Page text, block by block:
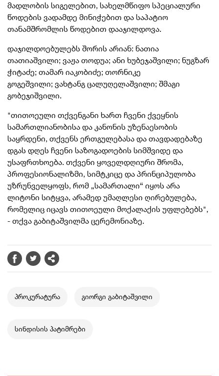
მადლობის სიგელებით, სახელმწიფო სპეციალური
წოდების ვადამდე მინიჭებით და საპატიო
თანამშრომლის წოდებით დააჯილდოვა.
დაჯილდოებულებს შორის არიან: ნათია
თათიაშვილი; ვაჟა თოდუა; ანი ხუბეჯაშვილი; ნუგზარ
ჭიტაძე; თამარ იაკობიძე; თორნიკე
გოგეშვილი; ვახტანგ ცალუღელაშვილი; შმაგი
გობეჯიშვილი.
"თითოეული თქვენგანი ხართ ჩვენი ქვეყნის
სამართლიანობისა და კანონის უზენაესობის
საყრდენი, თქვენს ერთგულებასა და თავდადებაზე
დგას დღეს ჩვენი საზოგადოების სიმშვიდე და
უსაფრთხოება. თქვენი ყოველდღიური შრომა,
პროფესიონალიზმი, სიმტკიცე და პრინციპულობა
უზრუნველყოფს, რომ „სამართალი“ იყოს არა
ლიტონი სიტყვა, არამედ უმაღლესი ღირებულება,
რომელიც იცავს თითოეული მოქალაქის უფლებებს",
- თქვა გაბიტაშვილმა ცერემონიაზე.
პროკურატურა გიორგი გაბიტაშვილი
სინდისის პატიმრები